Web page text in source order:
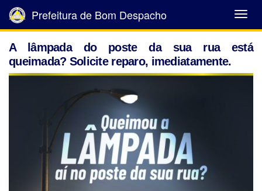
Abrir
Menu
Prefeitura de Bom Despacho
A lâmpada do poste da sua rua está
queimada? Solicite reparo, imediatamente.